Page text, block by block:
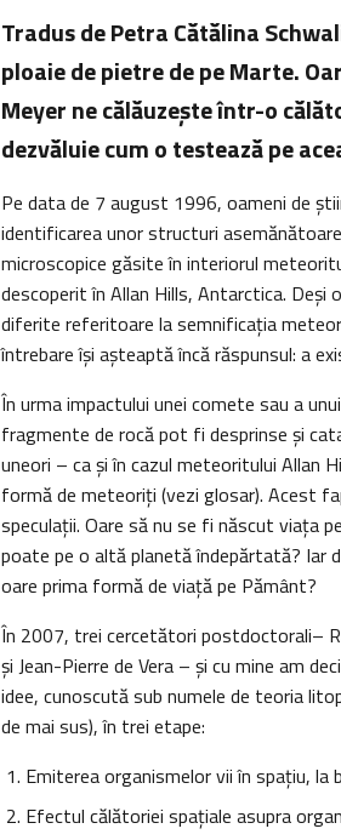
Tradus de Petra Cătălina
ploaie de pietre de pe Marte.
Meyer ne călăuzește într-o
dezvăluie cum o testează pe
Pe data de 7 august 1996, oameni de
identificarea unor structuri
microscopice găsite în interiorul
descoperit în Allan Hills, Antarctica. Deși
diferite referitoare la semnificația
întrebare își așteaptă încă răspunsul: a
În urma impactului unei comete sau a
fragmente de rocă pot fi desprinse și
uneori – ca și în cazul meteoritului Allan
formă de meteoriți (vezi glosar). Acest
speculații. Oare să nu se fi născut viața
poate pe o altă planetă îndepărtată? Iar
oare prima formă de viață pe Pământ?
În 2007, trei cercetători postdoctorali–
și Jean-Pierre de Vera – și cu mine am
idee, cunoscută sub numele de teoria
de mai sus), în trei etape:
Emiterea organismelor vii în spațiu, la
Efectul călătoriei spațiale asupra